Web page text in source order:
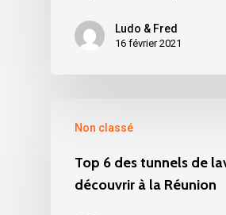
Ludo & Fred
16 février 2021
Non classé
Top 6 des tunnels de
découvrir à la Réunion